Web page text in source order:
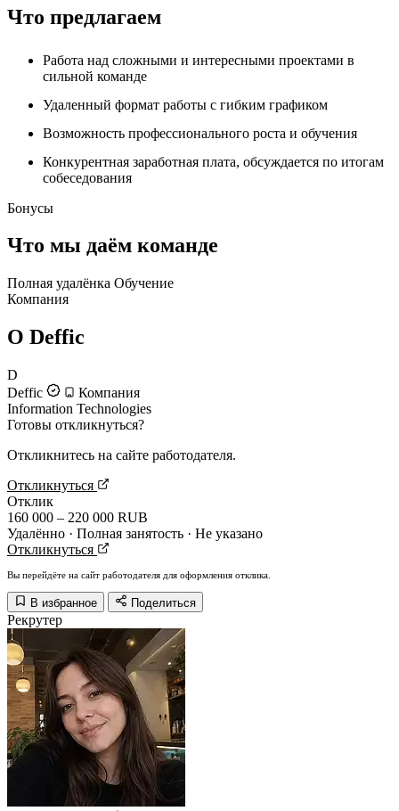
Что предлагаем
Работа над сложными и интересными проектами в
сильной команде
Удаленный формат работы с гибким графиком
Возможность профессионального роста и обучения
Конкурентная заработная плата, обсуждается по итогам
собеседования
Бонусы
Что мы даём команде
Полная удалёнка Обучение
Компания
О Deffic
D
Deffic
Компания
Information Technologies
Готовы откликнуться?
Откликнитесь на сайте работодателя.
Откликнуться
Отклик
160 000 – 220 000 RUB
Удалённо · Полная занятость · Не указано
Откликнуться
Вы перейдёте на сайт работодателя для оформления отклика.
В избранное Поделиться
Рекрутер